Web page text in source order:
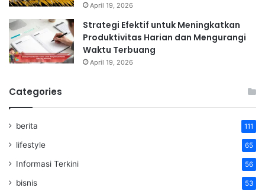
April 19, 2026
Strategi Efektif untuk Meningkatkan
Produktivitas Harian dan Mengurangi
Waktu Terbuang
April 19, 2026
Categories
berita 111
lifestyle 65
Informasi Terkini 56
bisnis 53